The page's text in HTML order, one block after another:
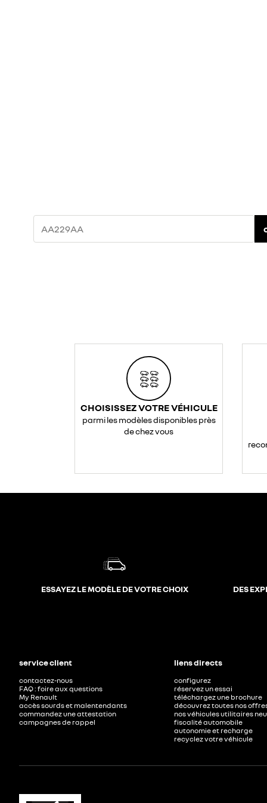
CHOISISSEZ VOTRE VÉHICULE
parmi les modèles disponibles près
de chez vous
ESSAYEZ LE MODÈLE DE VOTRE CHOIX DES
service client
contactez-nous
FAQ : foire aux questions
My Renault
accès sourds et malentendants
commandez une attestation
campagnes de rappel
liens directs
configurez
réservez un essai
téléchargez une brochure
découvrez toutes nos
nos véhicules utilitaires
fiscalité automobile
autonomie et recharge
recyclez votre véhicule